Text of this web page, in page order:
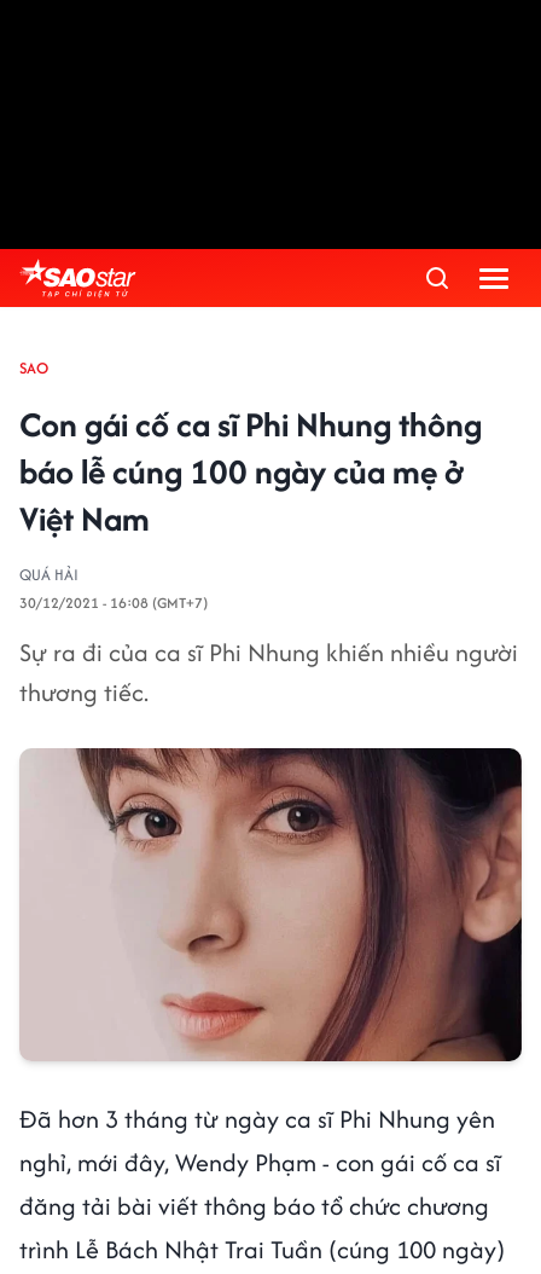
SAO
Con gái cố ca sĩ Phi Nhung thông
báo lễ cúng 100 ngày của mẹ ở
Việt Nam
QUÁ HẢI
30/12/2021 - 16:08 (GMT+7)
Sự ra đi của ca sĩ Phi Nhung khiến nhiều người
thương tiếc.
Đã hơn 3 tháng từ ngày ca sĩ Phi Nhung yên
nghỉ, mới đây, Wendy Phạm - con gái cố ca sĩ
đăng tải bài viết thông báo tổ chức chương
trình Lễ Bách Nhật Trai Tuần (cúng 100 ngày)